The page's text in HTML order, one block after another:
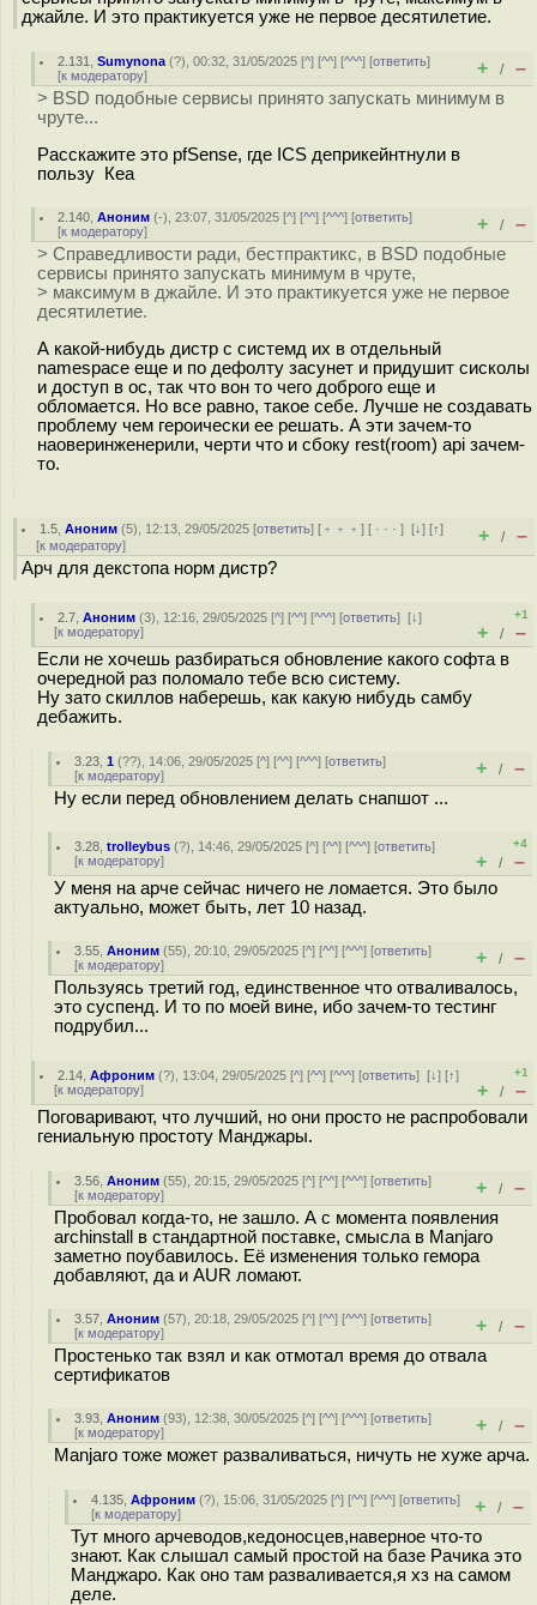
джайле. И это практикуется уже не первое десятилетие.
2.131 ,Sumynona (?), 00:32, 31/05/2025 [^] [^^] [^^^] [ответить]
[к модератору] + / –
> BSD подобные сервисы принято запускать минимум в
чруте...
Расскажите это pfSense, где ICS деприкейнтнули в
пользу Кеа
2.140 ,Аноним (-), 23:07, 31/05/2025 [^] [^^] [^^^] [ответить]
[к модератору] + / –
> Справедливости ради, бестпрактикс, в BSD подобные
сервисы принято запускать минимум в чруте,
> максимум в джайле. И это практикуется уже не первое
десятилетие.
А какой-нибудь дистр с системд их в отдельный
namespace еще и по дефолту засунет и придушит сисколы
и доступ в ос, так что вон то чего доброго еще и
обломается. Но все равно, такое себе. Лучше не создавать
проблему чем героически ее решать. А эти зачем-то
наоверинженерили, черти что и сбоку rest(room) api зачем-
то.
1.5 ,Аноним (5), 12:13, 29/05/2025 [ответить] [ ﹢﹢﹢] [ · · ·][↓] [↑]
[к модератору] + / –
Арч для декстопа норм дистр?
2.7 ,Аноним (3), 12:16, 29/05/2025 [^] [^^] [^^^] [ответить][↓]
[к модератору]
+1
+ / –
Если не хочешь разбираться обновление какого софта в
очередной раз поломало тебе всю систему.
Ну зато скиллов наберешь, как какую нибудь самбу
дебажить.
3.23 ,1 (??), 14:06, 29/05/2025 [^] [^^] [^^^] [ответить]
[к модератору] + / –
Ну если перед обновлением делать снапшот ...
3.28 ,trolleybus (?), 14:46, 29/05/2025 [^] [^^] [^^^] [ответить]
[к модератору]
+4
+ / –
У меня на арче сейчас ничего не ломается. Это было
актуально, может быть, лет 10 назад.
3.55 ,Аноним (55), 20:10, 29/05/2025 [^] [^^] [^^^] [ответить]
[к модератору] + / –
Пользуясь третий год, единственное что отваливалось,
это суспенд. И то по моей вине, ибо зачем-то тестинг
подрубил...
2.14 ,Афроним (?), 13:04, 29/05/2025 [^] [^^] [^^^] [ответить][↓] [↑]
[к модератору]
+1
+ / –
Поговаривают, что лучший, но они просто не распробовали
гениальную простоту Манджары.
3.56 ,Аноним (55), 20:15, 29/05/2025 [^] [^^] [^^^] [ответить]
[к модератору] + / –
Пробовал когда-то, не зашло. А с момента появления
archinstall в стандартной поставке, смысла в Manjaro
заметно поубавилось. Её изменения только гемора
добавляют, да и AUR ломают.
3.57 ,Аноним (57), 20:18, 29/05/2025 [^] [^^] [^^^] [ответить]
[к модератору] + / –
Простенько так взял и как отмотал время до отвала
сертификатов
3.93 ,Аноним (93), 12:38, 30/05/2025 [^] [^^] [^^^] [ответить]
[к модератору] + / –
Manjaro тоже может разваливаться, ничуть не хуже арча.
4.135 ,Афроним (?), 15:06, 31/05/2025 [^] [^^] [^^^] [ответить]
[к модератору] + / –
Тут много арчеводов,кедоносцев,наверное что-то
знают. Как слышал самый простой на базе Рачика это
Манджаро. Как оно там разваливается,я хз на самом
деле.